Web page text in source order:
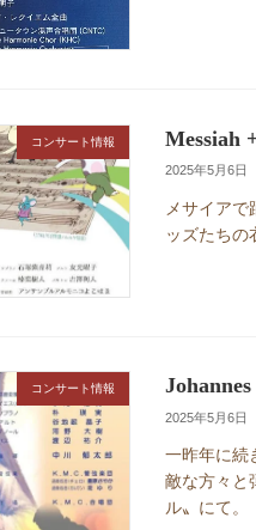
コンサート情報 Messiah
2025年5月6日
メサイア
ッズたちの
コンサート情報
2025年5月6日
一昨年に続
敵な方々と
ル〟にて。